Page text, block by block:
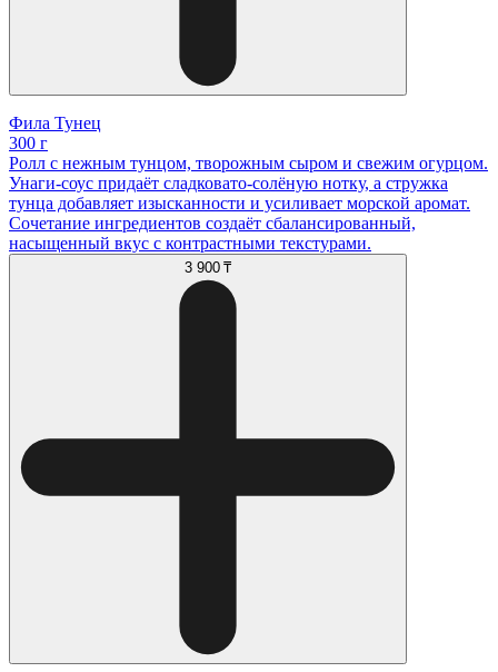
Фила Тунец
300 г
Ролл с нежным тунцом, творожным сыром и свежим огурцом.
Унаги-соус придаёт сладковато-солёную нотку, а стружка
тунца добавляет изысканности и усиливает морской аромат.
Сочетание ингредиентов создаёт сбалансированный,
насыщенный вкус с контрастными текстурами.
3 900 ₸